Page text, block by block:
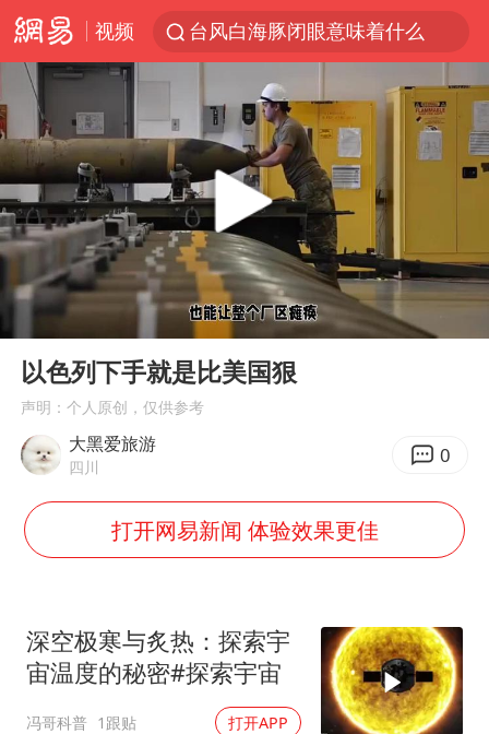
视频
台风白海豚闭眼意味着什么
浙江温州发布台风橙色预警信号
金饰克价一夜涨回1300元
名创优品一次性内裤 颜面尽失
白海豚将正面袭击贯穿浙江
牛津大学一纸声明甩不了锅
香港宏福苑火灾或由烟头引起
《给阿嬷的情书》售后来了
人民的健康、体质、幸福一脉相承
Play
00:00
以色列下手就是比美国狠
声明：个人原创，仅供参考
大黑爱旅游
四川 0
打开网易新闻 体验效果更佳
深空极寒与炙热：探索宇
宙温度的秘密#探索宇宙
冯哥科普 1跟贴 打开APP